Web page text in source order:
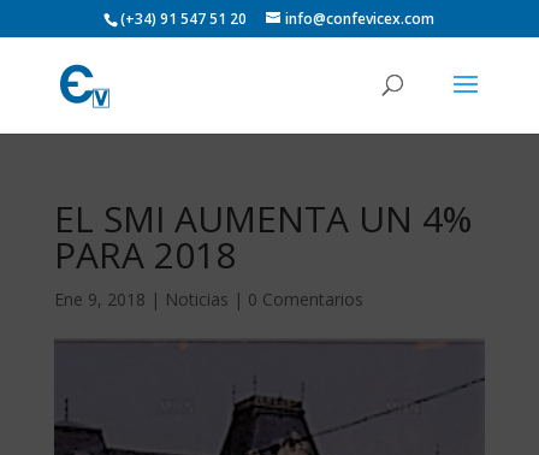
(+34) 91 547 51 20 info@confevicex.com
EL SMI AUMENTA UN 4%
PARA 2018
Ene 9, 2018 | Noticias | 0 Comentarios